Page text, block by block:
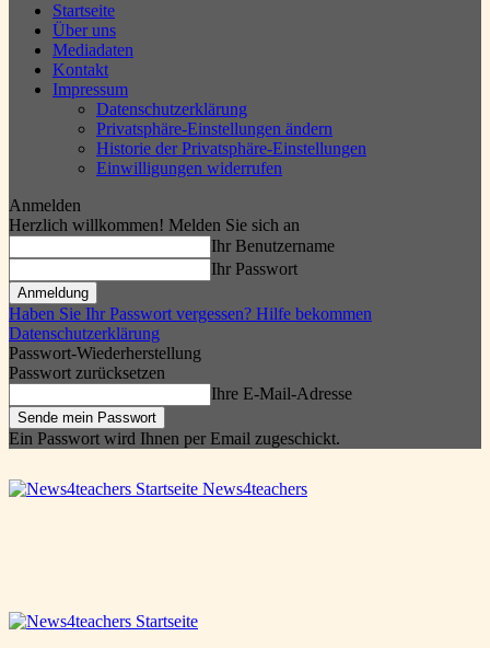
Startseite
Über uns
Mediadaten
Kontakt
Impressum
Datenschutzerklärung
Privatsphäre-Einstellungen ändern
Historie der Privatsphäre-Einstellungen
Einwilligungen widerrufen
Anmelden
Herzlich willkommen! Melden Sie sich an
Ihr Benutzername
Ihr Passwort
Haben Sie Ihr Passwort vergessen? Hilfe bekommen
Datenschutzerklärung
Passwort-Wiederherstellung
Passwort zurücksetzen
Ihre E-Mail-Adresse
Ein Passwort wird Ihnen per Email zugeschickt.
News4teachers